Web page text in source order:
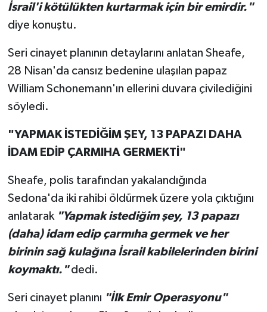
İsrail'i kötülükten kurtarmak için bir emirdir."
diye konuştu.
Seri cinayet planının detaylarını anlatan Sheafe,
28 Nisan'da cansız bedenine ulaşılan papaz
William Schonemann'ın ellerini duvara çivilediğini
söyledi.
"YAPMAK İSTEDİĞİM ŞEY, 13 PAPAZI DAHA
İDAM EDİP ÇARMIHA GERMEKTİ"
Sheafe, polis tarafından yakalandığında
Sedona'da iki rahibi öldürmek üzere yola çıktığını
anlatarak"Yapmak istediğim şey, 13 papazı
(daha) idam edip çarmıha germek ve her
birinin sağ kulağına İsrail kabilelerinden birini
koymaktı."dedi.
Seri cinayet planını "İlk Emir Operasyonu"